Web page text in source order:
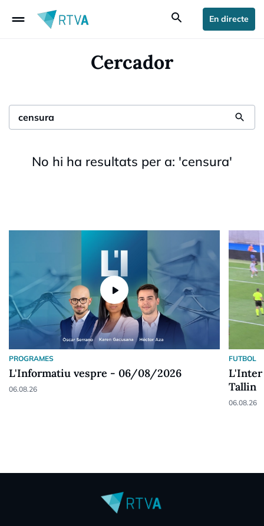
drag_handle search En directe
Cercador
search
No hi ha resultats per a: 'censura'
play_arrow
PROGRAMES
L'Informatiu vespre - 06/08/2026
06.08.26
FUTBOL
L'Inter
Tallin
06.08.26